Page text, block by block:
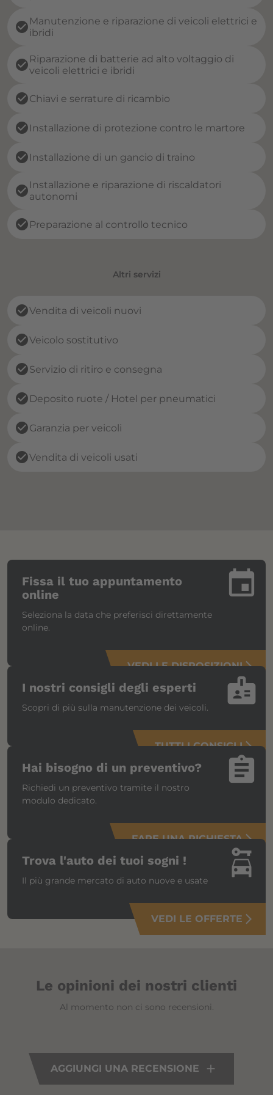
check_circle Manutenzione e riparazione di veicoli elettrici e
ibridi
check_circle Riparazione di batterie ad alto voltaggio di
veicoli elettrici e ibridi
check_circleChiavi e serrature di ricambio
check_circle Installazione di protezione contro le martore
check_circle Installazione di un gancio di traino
check_circle Installazione e riparazione di riscaldatori
autonomi
check_circle Preparazione al controllo tecnico
Altri servizi
check_circleVendita di veicoli nuovi
check_circleVeicolo sostitutivo
check_circleServizio di ritiro e consegna
check_circle Deposito ruote / Hotel per pneumatici
check_circleGaranzia per veicoli
check_circleVendita di veicoli usati
insert_invitation
Fissa il tuo appuntamento
online
Seleziona la data che preferisci direttamente
online.
VEDI LE DISPOSIZIONIarrow_forward_ios
badge
I nostri consigli degli esperti
Scopri di più sulla manutenzione dei veicoli.
TUTTI I CONSIGLIarrow_forward_ios
assignment
Hai bisogno di un preventivo?
Richiedi un preventivo tramite il nostro
modulo dedicato.
FARE UNA RICHIESTAarrow_forward_ios
car_rental
Trova l'auto dei tuoi sogni !
Il più grande mercato di auto nuove e usate
VEDI LE OFFERTE arrow_forward_ios
Le opinioni dei nostri clienti
Al momento non ci sono recensioni.
AGGIUNGI UNA RECENSIONE